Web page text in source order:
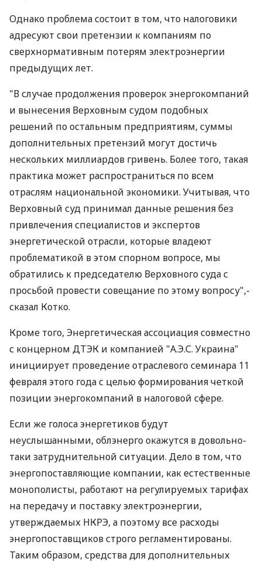
Однако проблема состоит в том, что налоговики
адресуют свои претензии к компаниям по
сверхнормативным потерям электроэнергии
предыдущих лет.
"В случае продолжения проверок энергокомпаний
и вынесения Верховным судом подобных
решений по остальным предприятиям, суммы
дополнительных претензий могут достичь
нескольких миллиардов гривень. Более того, такая
практика может распространиться по всем
отраслям национальной экономики. Учитывая, что
Верховный суд принимал данные решения без
привлечения специалистов и экспертов
энергетической отрасли, которые владеют
проблематикой в этом спорном вопросе, мы
обратились к председателю Верховного суда с
просьбой провести совещание по этому вопросу",-
сказал Котко.
Кроме того, Энергетическая ассоциация совместно
с концерном ДТЭК и компанией "А.Э.С. Украина"
инициирует проведение отраслевого семинара 11
февраля этого года с целью формирования четкой
позиции энергокомпаний в налоговой сфере.
Если же голоса энергетиков будут
неуслышанными, облэнерго окажутся в довольно-
таки затруднительной ситуации. Дело в том, что
энергопоставляющие компании, как естественные
монополисты, работают на регулируемых тарифах
на передачу и поставку электроэнергии,
утверждаемых НКРЭ, а поэтому все расходы
энергопоставщиков строго регламентированы.
Таким образом, средства для дополнительных